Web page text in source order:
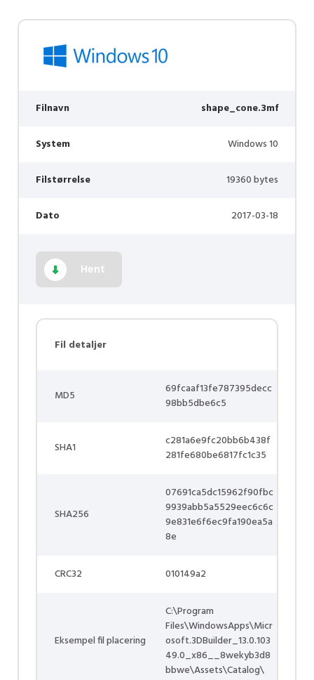
Filnavn shape_cone.3mf
System Windows 10
Filstørrelse 19360 bytes
Dato 2017-03-18
Hent
Fil detaljer
MD5
69fcaaf13fe787395decc
98bb5dbe6c5
SHA1
c281a6e9fc20bb6b438f
281fe680be6817fc1c35
SHA256
07691ca5dc15962f90fbc
9939abb5a5529eec6c6c
9e831e6f6ec9fa190ea5a
8e
CRC32 010149a2
Eksempel fil placering
C:\Program
Files\WindowsApps\Micr
osoft.3DBuilder_13.0.103
49.0_x86__8wekyb3d8
bbwe\Assets\Catalog\